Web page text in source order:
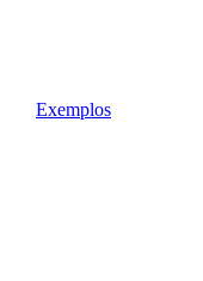
Exemplos